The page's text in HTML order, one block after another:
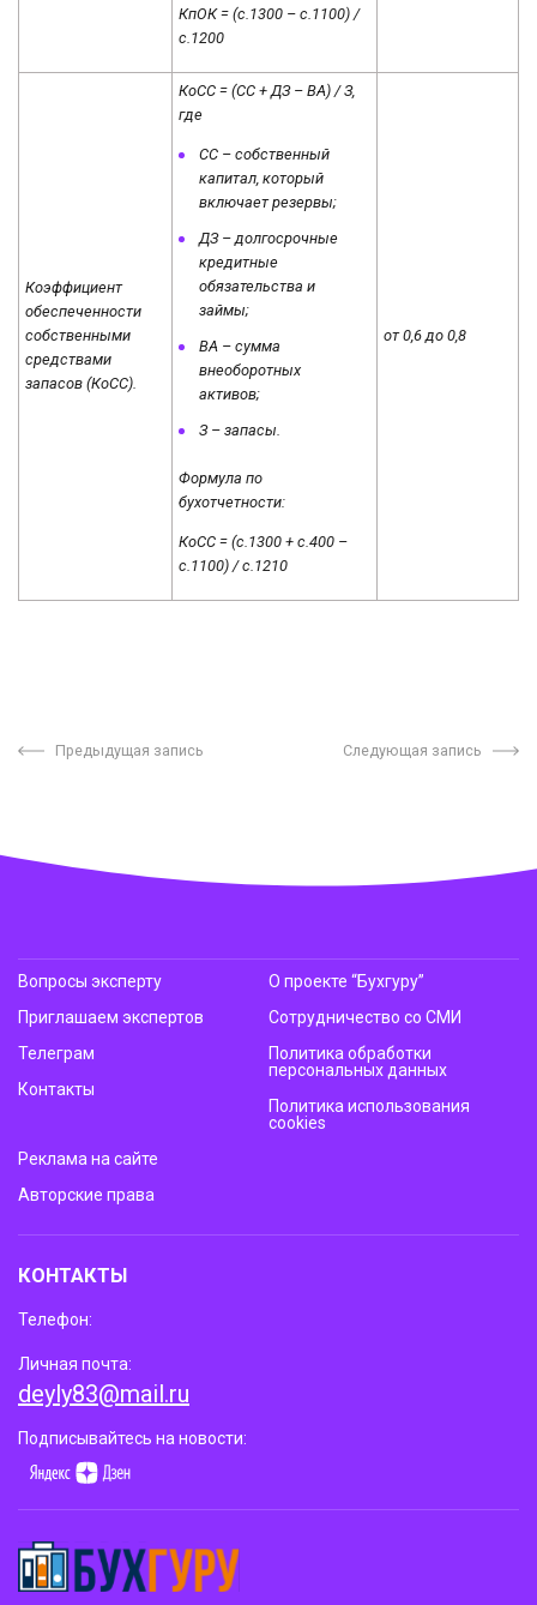
КпОК = (с.1300 – с.1100) /
с.1200
Коэффициент
обеспеченности
собственными
средствами
запасов (КоСС).
КоСС = (СС + ДЗ – ВА) / З,
где
СС – собственный
капитал, который
включает резервы;
ДЗ – долгосрочные
кредитные
обязательства и
займы;
ВА – сумма
внеоборотных
активов;
З – запасы.
Формула по
бухотчетности:
КоСС = (с.1300 + с.400 –
с.1100) / с.1210
от 0,6 до 0,8
Предыдущая запись Следующая запись
Вопросы эксперту
Приглашаем экспертов
Телеграм
Контакты
О проекте “Бухгуру”
Сотрудничество со СМИ
Политика обработки
персональных данных
Политика использования
cookies
Реклама на сайте
Авторские права
КОНТАКТЫ
Телефон:
Личная почта:
deyly83@mail.ru
Подписывайтесь на новости: